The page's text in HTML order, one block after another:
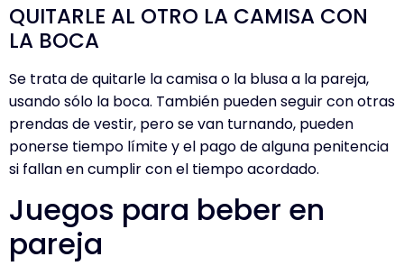
QUITARLE AL OTRO LA CAMISA CON
LA BOCA
Se trata de quitarle la camisa o la blusa a la pareja,
usando sólo la boca. También pueden seguir con otras
prendas de vestir, pero se van turnando, pueden
ponerse tiempo límite y el pago de alguna penitencia
si fallan en cumplir con el tiempo acordado.
Juegos para beber en
pareja